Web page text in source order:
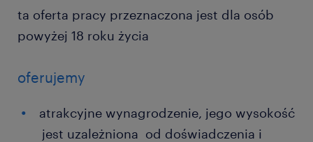
ta oferta pracy przeznaczona jest dla osób
powyżej 18 roku życia
oferujemy
atrakcyjne wynagrodzenie, jego wysokość
jest uzależniona od doświadczenia i